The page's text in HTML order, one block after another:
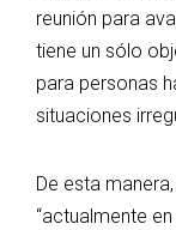
reunión para
tiene un sólo
para personas
situaciones
De esta
“actualmente